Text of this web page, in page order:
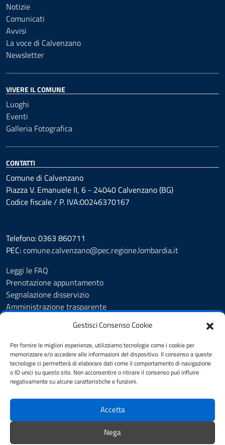
Gestisci Consenso Cookie
Per fornire le migliori esperienze, utilizziamo tecnologie come i cookie per
memorizzare e/o accedere alle informazioni del dispositivo. Il consenso a queste
tecnologie ci permetterà di elaborare dati come il comportamento di navigazione
o ID unici su questo sito. Non acconsentire o ritirare il consenso può influire
negativamente su alcune caratteristiche e funzioni.
Accetta
Nega
Notizie
Comunicati
Avvisi
La voce di Calvenzano
Newsletter
VIVERE IL COMUNE
Luoghi
Eventi
Galleria Fotografica
CONTATTI
Comune di Calvenzano
Piazza V. Emanuele II, 6 - 24040 Calvenzano (BG)
Codice fiscale / P. IVA:00246370167
Telefono: 0363 860711
PEC:comune.calvenzano@pec.regione.lombardia.it
Leggi le FAQ
Prenotazione appuntamento
Segnalazione disservizio
Amministrazione trasparente
Informativa privacy
Cookie Policy
Note legali
Dichiarazione di accessibilità
SEGUICI SU
Biblioteca Comunale